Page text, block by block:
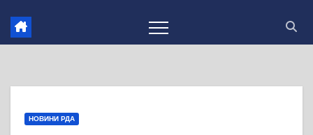
НОВИНИ РДА